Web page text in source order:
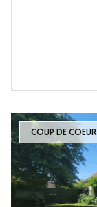
COUP DE COEUR